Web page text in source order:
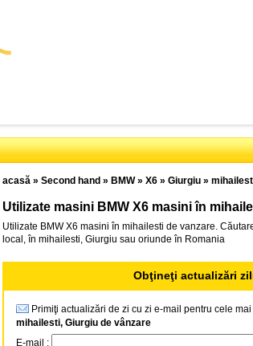
acasă» Second hand » BMW» X6» Giurgiu»
Utilizate masini BMW X6 masini în
Utilizate BMW X6 masini în mihailesti de vanzare.
local, în mihailesti, Giurgiu sau oriunde în Romania
Obţineţi actualizări
Primiţi actualizări de zi cu zi e-mail pentru cele mai
mihailesti, Giurgiu de vânzare
E-mail :